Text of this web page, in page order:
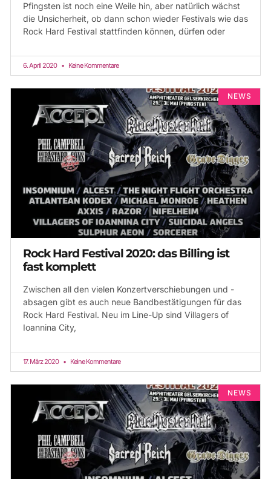
Pfingsten ist noch eine Weile hin, aber natürlich wächst
die Unsicherheit, ob dann schon wieder Festivals wie das
Rock Hard Festival stattfinden können, dürfen oder
6. April 2020 Keine Kommentare
NEWS
Rock Hard Festival 2020: das Billing ist
fast komplett
Zwischen all den vielen Konzertverschiebungen und -
absagen gibt es auch neue Bandbestätigungen für das
Rock Hard Festival. Neu im Line-Up sind Villagers of
Ioannina City,
17. März 2020 Keine Kommentare
NEWS